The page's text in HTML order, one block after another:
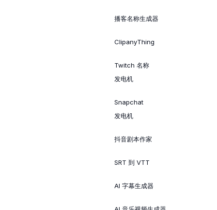
播客名称生成器
ClipanyThing
Twitch 名称
发电机
Snapchat
发电机
抖音剧本作家
SRT 到 VTT
AI 字幕生成器